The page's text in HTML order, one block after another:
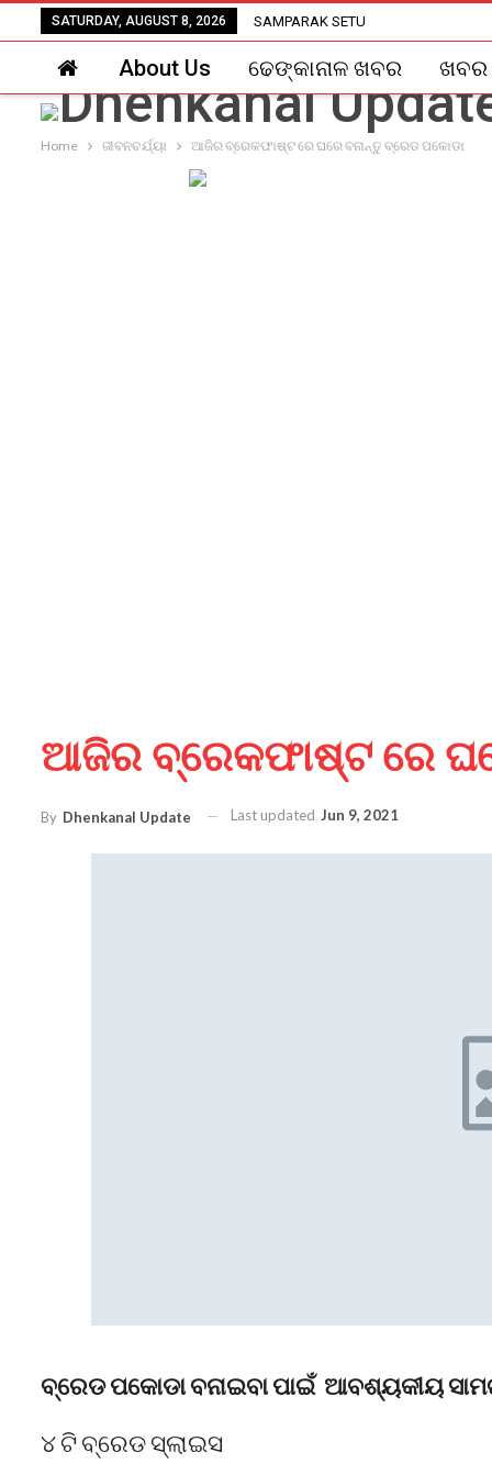
SATURDAY, AUGUST 8, 2026 SAMPARAK SETU
About Us ଢେଙ୍କାନାଳ ଖବର ଖବର
Home ଜୀବନଚର୍ଯ୍ୟା ଆଜିର ବ୍ରେକଫାଷ୍ଟ ରେ ଘରେ ବନାନ୍ତୁ ବ୍ରେଡ ପକୋଡା
ଆଜିର ବ୍ରେକଫାଷ୍ଟ ରେ
By Dhenkanal Update Last updated Jun 9, 2021
ବ୍ରେଡ ପକୋଡା ବନାଇବା ପାଇଁ ଆବଶ୍ୟକୀୟ
୪ ଟି ବ୍ରେଡ ସ୍ଲାଇସ